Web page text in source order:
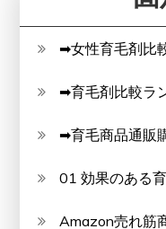
➡女性育毛剤比
➡育毛剤比較ラ
➡育毛商品通販
01 効果のある
Amazon売れ筋